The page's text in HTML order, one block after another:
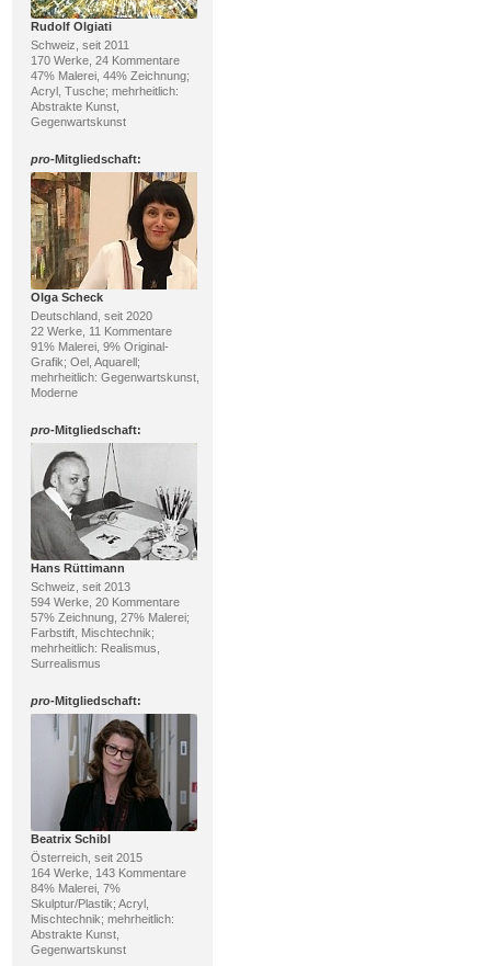
Rudolf Olgiati
Schweiz, seit 2011
170 Werke, 24 Kommentare
47% Malerei, 44% Zeichnung;
Acryl, Tusche; mehrheitlich:
Abstrakte Kunst,
Gegenwartskunst
pro-Mitgliedschaft:
Olga Scheck
Deutschland, seit 2020
22 Werke, 11 Kommentare
91% Malerei, 9% Original-
Grafik; Oel, Aquarell;
mehrheitlich: Gegenwartskunst,
Moderne
pro-Mitgliedschaft:
Hans Rüttimann
Schweiz, seit 2013
594 Werke, 20 Kommentare
57% Zeichnung, 27% Malerei;
Farbstift, Mischtechnik;
mehrheitlich: Realismus,
Surrealismus
pro-Mitgliedschaft:
Beatrix Schibl
Österreich, seit 2015
164 Werke, 143 Kommentare
84% Malerei, 7%
Skulptur/Plastik; Acryl,
Mischtechnik; mehrheitlich:
Abstrakte Kunst,
Gegenwartskunst